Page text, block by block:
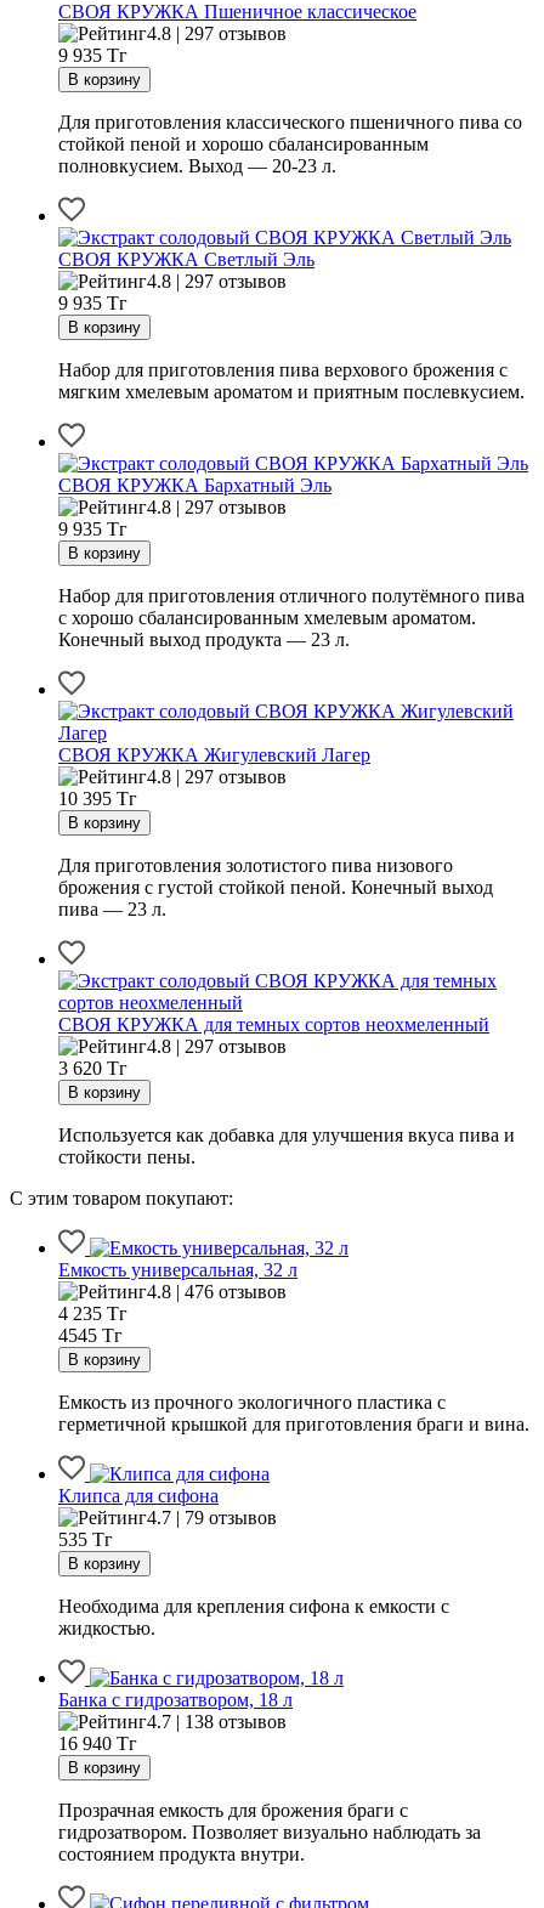
СВОЯ КРУЖКА Пшеничное классическое
4.8 | 297 отзывов
9 935 Тг
Для приготовления классического пшеничного пива со
стойкой пеной и хорошо сбалансированным
полновкусием. Выход — 20-23 л.
СВОЯ КРУЖКА Светлый Эль
4.8 | 297 отзывов
9 935 Тг
Набор для приготовления пива верхового брожения с
мягким хмелевым ароматом и приятным послевкусием.
СВОЯ КРУЖКА Бархатный Эль
4.8 | 297 отзывов
9 935 Тг
Набор для приготовления отличного полутёмного пива
с хорошо сбалансированным хмелевым ароматом.
Конечный выход продукта — 23 л.
СВОЯ КРУЖКА Жигулевский Лагер
4.8 | 297 отзывов
10 395 Тг
Для приготовления золотистого пива низового
брожения с густой стойкой пеной. Конечный выход
пива — 23 л.
СВОЯ КРУЖКА для темных сортов неохмеленный
4.8 | 297 отзывов
3 620 Тг
Используется как добавка для улучшения вкуса пива и
стойкости пены.
С этим товаром покупают:
Емкость универсальная, 32 л
4.8 | 476 отзывов
4 235 Тг
4545 Тг
Емкость из прочного экологичного пластика с
герметичной крышкой для приготовления браги и вина.
Клипса для сифона
4.7 | 79 отзывов
535 Тг
Необходима для крепления сифона к емкости с
жидкостью.
Банка с гидрозатвором, 18 л
4.7 | 138 отзывов
16 940 Тг
Прозрачная емкость для брожения браги с
гидрозатвором. Позволяет визуально наблюдать за
состоянием продукта внутри.